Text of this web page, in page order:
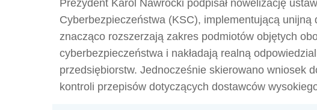
Prezydent Karol Nawrocki podpisał nowelizację
Cyberbezpieczeństwa (KSC), implementującą
znacząco rozszerzają zakres podmiotów objętych
cyberbezpieczeństwa i nakładają realną
przedsiębiorstw. Jednocześnie skierowano wniosek
kontroli przepisów dotyczących dostawców